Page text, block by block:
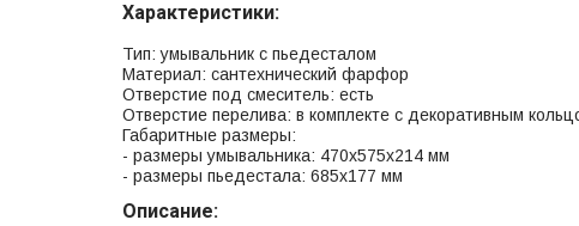
Характеристики:
Тип: умывальник с пьедесталом
Материал: сантехнический фарфор
Отверстие под смеситель: есть
Отверстие перелива: в комплекте с декоративным
Габаритные размеры:
- размеры умывальника: 470x575x214 мм
- размеры пьедестала: 685x177 мм
Описание: